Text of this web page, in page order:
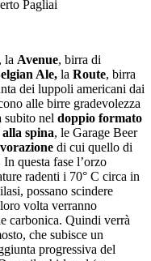
Pagliai
, la Avenue, birra di
Ale, la Route, birra
dei luppoli americani dai
alle birre gradevolezza
subito nel doppio formato
alla spina, le Garage Beer
di cui quello di
questa fase l’orzo
radenti i 70° C circa in
possano scindere
volta verranno
carbonica. Quindi verrà
che subisce un
progressiva del